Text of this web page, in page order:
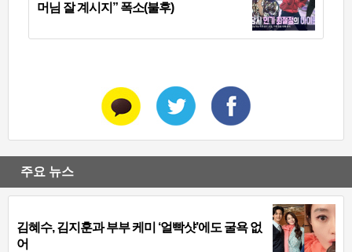
머님 잘 계시지” 폭소(불후)
주요 뉴스
김혜수, 김지훈과 부부 케미 ‘얼빡샷’에도 굴욕 없
어